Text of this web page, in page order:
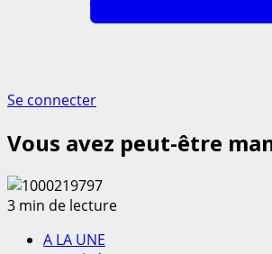
Se connecter
Vous avez peut-être
3 min de lecture
A LA UNE